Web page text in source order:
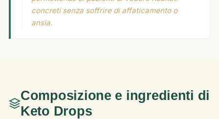
concreti senza soffrire di affaticamento o
ansia.
Composizione e ingredienti di
Keto Drops